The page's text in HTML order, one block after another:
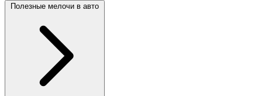
Полезные мелочи в авто